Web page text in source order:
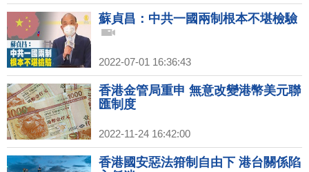
蘇貞昌：中共一國兩制根本不堪檢驗
2022-07-01 16:36:43
香港金管局重申 無意改變港幣美元聯
匯制度
2022-11-24 16:42:00
香港國安惡法箝制自由下 港台關係陷